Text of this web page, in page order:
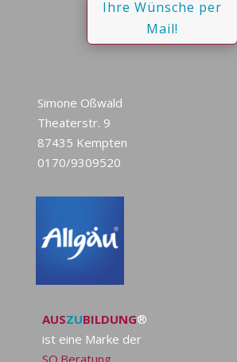
Ihre Wünsche per
Mail!
Simone Oßwald
Theaterstr. 9
87435 Kempten
0170/9309520
AUSZUBILDUNG®
ist eine Marke der